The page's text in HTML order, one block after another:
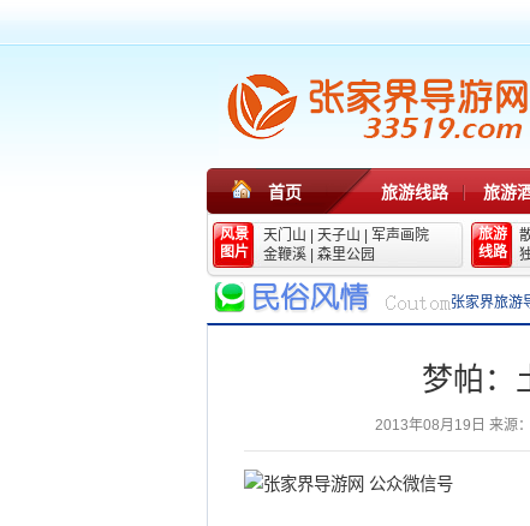
首页 旅游线路 旅游
风景
图片
天门山 天子山
军声画院
金鞭溪
森里公园
旅游
线路
张家界旅游
梦帕：
2013年08月19日 来源：